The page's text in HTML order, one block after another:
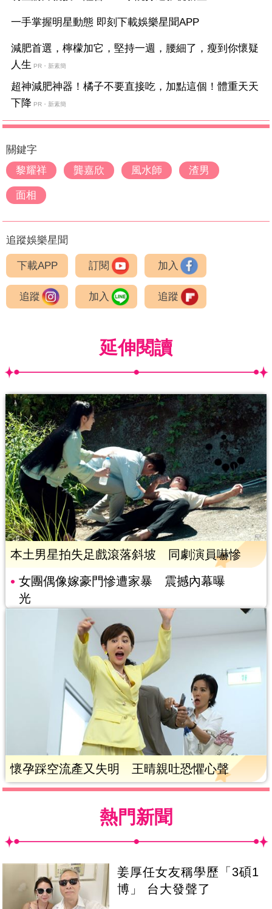
一手掌握明星動態 即刻下載娛樂星聞APP
減肥首選，檸檬加它，堅持一週，腰細了，瘦到你懷疑
人生 PR・新素簡
超神減肥神器！橘子不要直接吃，加點這個！體重天天
下降 PR・新素簡
關鍵字
黎耀祥
龔嘉欣 風水師 渣男
面相
追蹤娛樂星聞
下載APP 訂閱 加入
追蹤 加入 追蹤
延伸閱讀
本土男星拍失足戲滾落斜坡 同劇演員嚇慘
女團偶像嫁豪門慘遭家暴 震撼內幕曝
光
懷孕踩空流產又失明 王晴親吐恐懼心聲
熱門新聞
姜厚任女友稱學歷「3碩1
博」 台大發聲了